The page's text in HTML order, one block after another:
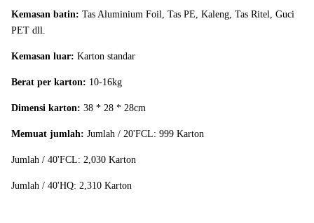
Kemampuan
Supply:
Jumlah
sekitar 850
Kemasan batin: Tas Aluminium Foil, Tas PE, Kaleng, Tas Ritel, Guci
PET dll.
Kemasan luar: Karton standar
Berat per karton: 10-16kg
Dimensi karton: 38 * 28 * 28cm
Memuat jumlah: Jumlah / 20'FCL: 999 Karton
Jumlah / 40'FCL: 2,030 Karton
Jumlah / 40'HQ: 2,310 Karton